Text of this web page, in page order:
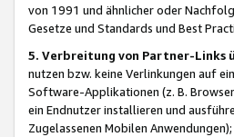
von 1991 und ähnlicher oder
Gesetze und Standards und Best
5. Verbreitung von Partner-Links
nutzen bzw. keine Verlinkungen auf
Software-Applikationen (z. B.
ein Endnutzer installieren und
Zugelassenen Mobilen